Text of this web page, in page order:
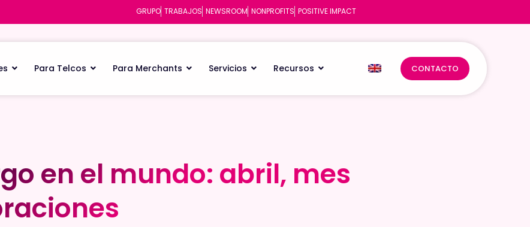
GRUPO TRABAJOS NEWSROOM NONPROFITS POSITIVE IMPACT
Para Telcos Para Merchants Servicios Recursos CONTACTO
en el mundo: abril, mes
en el mundo: abril, mes